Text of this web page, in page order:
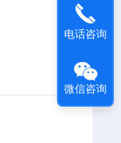
电话咨询
微信咨询